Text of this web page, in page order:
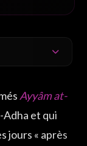
Ayyâm at-
et qui
jours « après